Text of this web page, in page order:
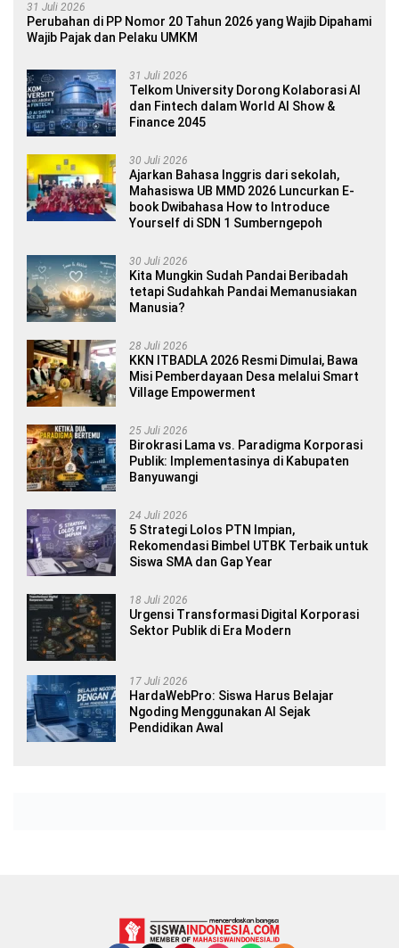
31 Juli 2026
Perubahan di PP Nomor 20 Tahun 2026 yang Wajib Dipahami
Wajib Pajak dan Pelaku UMKM
31 Juli 2026
Telkom University Dorong Kolaborasi AI
dan Fintech dalam World AI Show &
Finance 2045
30 Juli 2026
Ajarkan Bahasa Inggris dari sekolah,
Mahasiswa UB MMD 2026 Luncurkan E-
book Dwibahasa How to Introduce
Yourself di SDN 1 Sumberngepoh
30 Juli 2026
Kita Mungkin Sudah Pandai Beribadah
tetapi Sudahkah Pandai Memanusiakan
Manusia?
28 Juli 2026
KKN ITBADLA 2026 Resmi Dimulai, Bawa
Misi Pemberdayaan Desa melalui Smart
Village Empowerment
25 Juli 2026
Birokrasi Lama vs. Paradigma Korporasi
Publik: Implementasinya di Kabupaten
Banyuwangi
24 Juli 2026
5 Strategi Lolos PTN Impian,
Rekomendasi Bimbel UTBK Terbaik untuk
Siswa SMA dan Gap Year
18 Juli 2026
Urgensi Transformasi Digital Korporasi
Sektor Publik di Era Modern
17 Juli 2026
HardaWebPro: Siswa Harus Belajar
Ngoding Menggunakan AI Sejak
Pendidikan Awal